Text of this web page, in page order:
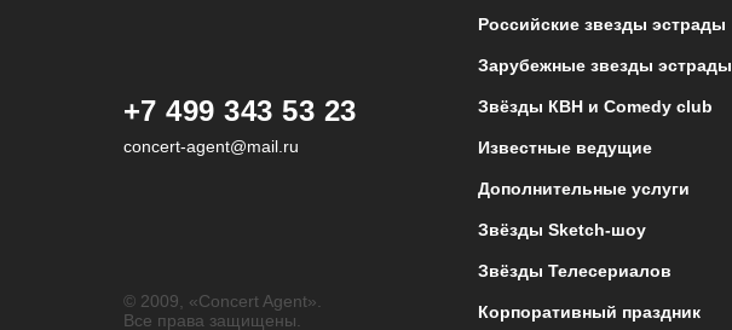
+7 499 343 53 23
concert-agent@mail.ru
© 2009, «Concert Agent».
Все права защищены.
Российские звезды эстрады
Зарубежные звезды эстрады
Звёзды КВН и Comedy club
Известные ведущие
Дополнительные услуги
Звёзды Sketch-шоу
Звёзды Телесериалов
Корпоративный праздник